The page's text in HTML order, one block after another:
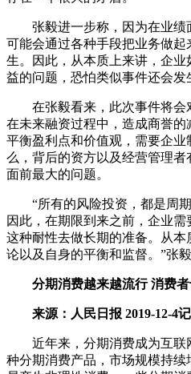
张毅进一步称，因为在业绩
可能会通过各种手段把业务做
生。因此，从本质上来讲，企
益的问题，恐怕类似事件还会发
在张毅看来，此次事件将会
在未来融资过程中，造成商誉
平衡盈利点和价值观，需要企
么，背后的资方以及经营管理
面前最大的问题。
“所有的风险投资，都是周期
因此，在期限到来之前，企业
这种耐性去做长期的准备。从
论以及自身的平衡和监督。”张毅
分期消费越来越流行 消费者
来源：人民日报 2019-12-4记
近年来，分期消费成为互联
种分期消费产品，市场规模持